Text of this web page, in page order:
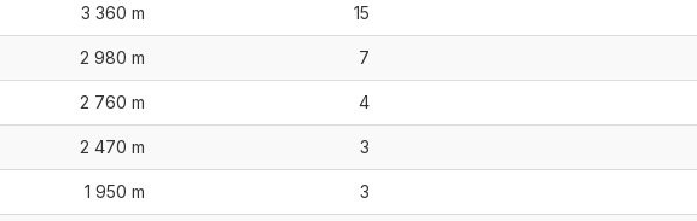
3 360 m 15
2 980 m 7
2 760 m 4
2 470 m 3
1 950 m 3